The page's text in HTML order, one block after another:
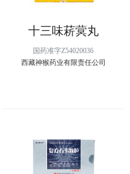
十三味菥蓂丸
国药准字Z54020036
西藏神猴药业有限责任公司